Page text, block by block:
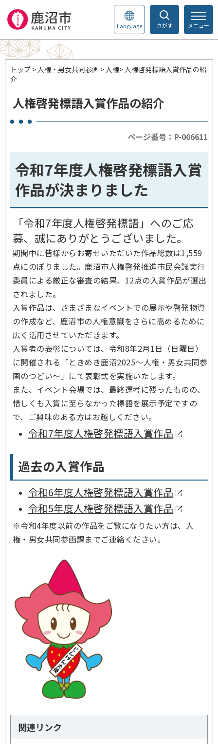
さがす
Language メニュー
トップ >人権・男女共同参画 >人権> 人権啓発標語入賞作品の紹
介
人権啓発標語入賞作品の紹介
ページ番号：P-006611
令和7年度人権啓発標語入賞
作品が決まりました
「令和7年度人権啓発標語」へのご応
募、誠にありがとうございました。
期間中に皆様からお寄せいただいた作品総数は1,559
点にのぼりました。鹿沼市人権啓発推進市民会議実行
委員による厳正な審査の結果、12点の入賞作品が選出
されました。
入賞作品は、さまざまなイベントでの展示や啓発物資
の作成など、鹿沼市の人権意識をさらに高めるために
広く活用させていただきます。
入賞者の表彰については、令和8年2月1日（日曜日）
に開催される「ときめき鹿沼2025～人権・男女共同参
画のつどい～」にて表彰式を実施いたします。
また、イベント会場では、最終選考に残ったものの、
惜しくも入賞に至らなかった標語を展示予定ですの
で、ご興味のある方はお越しください。
令和7年度人権啓発標語入賞作品
過去の入賞作品
令和6年度人権啓発標語入賞作品
令和5年度人権啓発標語入賞作品
※令和4年度以前の作品をご覧になりたい方は、人
権・男女共同参画課までご連絡ください。
関連リンク